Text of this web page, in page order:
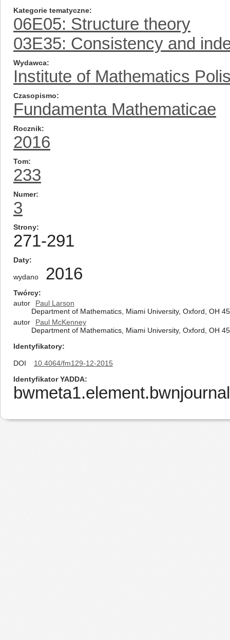
Kategorie tematyczne
06E05: Structure theory
03E35: Consistency and
Wydawca
Institute of Mathematics
Czasopismo
Fundamenta Mathematicae
Rocznik
2016
Tom
233
Numer
3
Strony
271-291
Daty
wydano 2016
Twórcy
autor
Paul Larson
Department of Mathematics, Miami University, Oxford, OH
autor
Paul McKenney
Department of Mathematics, Miami University, Oxford, OH
Identyfikatory
DOI
10.4064/fm129-12-2015
Identyfikator YADDA